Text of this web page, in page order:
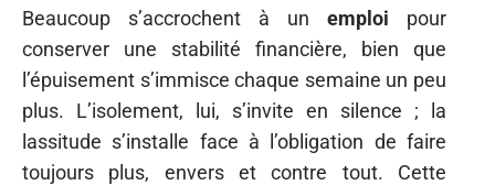
Beaucoup s’accrochent à un emploi pour
conserver une stabilité financière, bien que
l’épuisement s’immisce chaque semaine un peu
plus. L’isolement, lui, s’invite en silence ; la
lassitude s’installe face à l’obligation de faire
toujours plus, envers et contre tout. Cette